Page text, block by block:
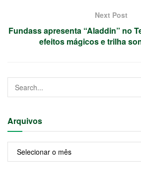
Next Post
Fundass apresenta “Aladdin” no
efeitos mágicos e trilha
Arquivos